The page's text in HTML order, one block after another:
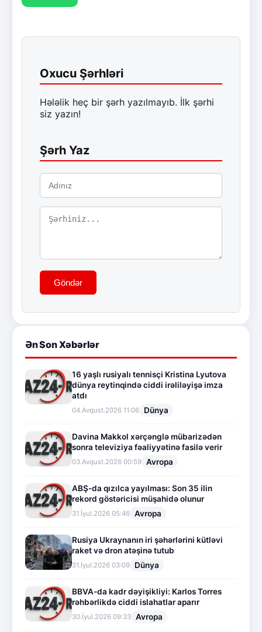
Oxucu Şərhləri
Hələlik heç bir şərh yazılmayıb. İlk şərhi
siz yazın!
Şərh Yaz
Göndər
Ən Son Xəbərlər
16 yaşlı rusiyalı tennisçi Kristina Lyutova
dünya reytinqində ciddi irəliləyişə imza
atdı
04.Avqust.2026 11:06 Dünya
Davina Makkol xərçənglə mübarizədən
sonra televiziya fəaliyyətinə fasilə verir
03.Avqust.2026 00:59 Avropa
ABŞ-da qızılca yayılması: Son 35 ilin
rekord göstəricisi müşahidə olunur
31.İyul.2026 05:46 Avropa
Rusiya Ukraynanın iri şəhərlərini kütləvi
raket və dron atəşinə tutub
31.İyul.2026 03:09 Dünya
BBVA-da kadr dəyişikliyi: Karlos Torres
rəhbərlikdə ciddi islahatlar aparır
30.İyul.2026 09:33 Avropa